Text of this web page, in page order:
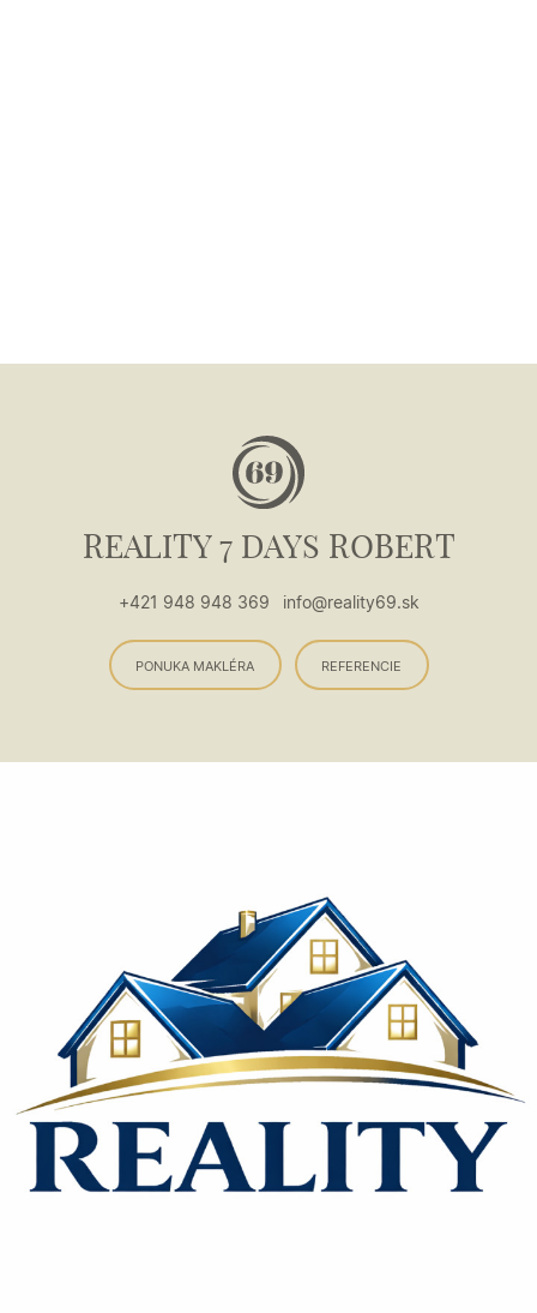
REALITY 7 DAYS ROBERT
+421 948 948 369 info@reality69.sk
PONUKA MAKLÉRA REFERENCIE